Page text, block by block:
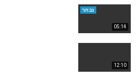
05:14
נבחר
12:10